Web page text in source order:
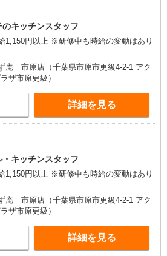
のキッチンスタッフ
1,150円以上 ※研修中も時給の変動はあり
庵 市原店（千葉県市原市更級4-2-1 アク
ザ市原更級）
詳細を見る
・キッチンスタッフ
1,150円以上 ※研修中も時給の変動はあり
庵 市原店（千葉県市原市更級4-2-1 アク
ザ市原更級）
詳細を見る